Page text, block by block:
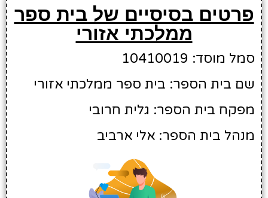
פרטים בסיסיים של בית ספר
ממלכתי אזורי
סמל מוסד: 10410019
שם בית הספר: בית ספר ממלכתי אזורי
מפקח בית הספר: גלית חרובי
מנהל בית הספר: אלי ארביב